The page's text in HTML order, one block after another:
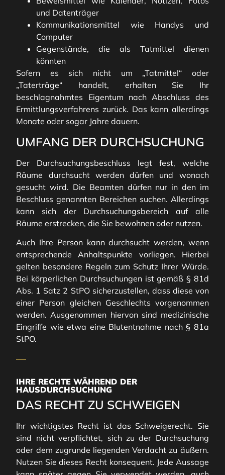
und Datenträger
Kommunikationsmittel wie Handys und
Computer
Gegenstände, die als Tatmittel dienen
könnten
Sofern es sich nicht um „Tatmittel“ oder
„Taterträge“ handelt, erhalten Sie Ihr
beschlagnahmtes Eigentum nach Abschluss des
Ermittlungsverfahrens zurück. Das kann allerdings
Monate oder sogar Jahre dauern.
UMFANG DER DURCHSUCHUNG
Der Durchsuchungsbeschluss legt fest, welche
Räume durchsucht werden dürfen und wonach
gesucht wird. Die Beamten dürfen nur in den im
Beschluss genannten Bereichen suchen. Allerdings
kann sich der Durchsuchungsbereich auf alle
Räume erstrecken, die Sie bewohnen oder nutzen.
Auch Ihre Person kann durchsucht werden, wenn
entsprechende Anhaltspunkte vorliegen. Hierbei
gelten besondere Regeln zum Schutz Ihrer Würde.
Bei körperlichen Durchsuchungen ist gemäß § 81d
Abs. 1 Satz 2 StPO sicherzustellen, dass diese von
einer Person gleichen Geschlechts vorgenommen
werden. Ausgenommen hiervon sind medizinische
Eingriffe wie etwa eine Blutentnahme nach § 81a
StPO.
IHRE RECHTE WÄHREND DER
HAUSDURCHSUCHUNG
DAS RECHT ZU SCHWEIGEN
Ihr wichtigstes Recht ist das Schweigerecht. Sie
sind nicht verpflichtet, sich zu der Durchsuchung
oder dem zugrunde liegenden Verdacht zu äußern.
Nutzen Sie dieses Recht konsequent. Jede Aussage